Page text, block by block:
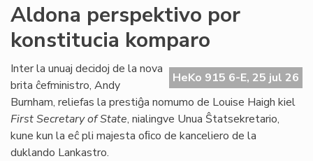
de
Aldona perspektivo por
konstitucia komparo
HeKo 915 6-E, 25 jul 26
Inter la unuaj decidoj de la nova
brita ĉefministro, Andy
Burnham, reliefas la prestiĝa nomumo de Louise Haigh kiel
First Secretary of State, nialingve Unua Ŝtatsekretario,
kune kun la eĉ pli majesta oﬁco de kanceliero de la
duklando Lankastro.